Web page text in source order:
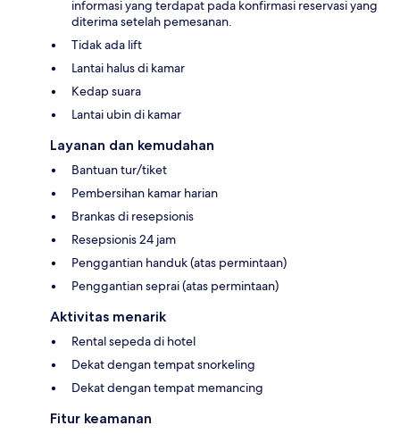
informasi yang terdapat pada konfirmasi reservasi yang
diterima setelah pemesanan.
Tidak ada lift
Lantai halus di kamar
Kedap suara
Lantai ubin di kamar
Layanan dan kemudahan
Bantuan tur/tiket
Pembersihan kamar harian
Brankas di resepsionis
Resepsionis 24 jam
Penggantian handuk (atas permintaan)
Penggantian seprai (atas permintaan)
Aktivitas menarik
Rental sepeda di hotel
Dekat dengan tempat snorkeling
Dekat dengan tempat memancing
Fitur keamanan